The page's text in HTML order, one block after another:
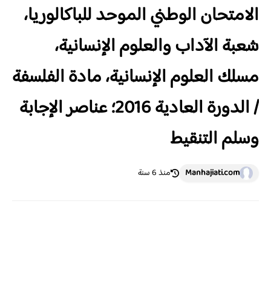
الامتحان الوطني الموحد للباكالوريا،
شعبة الآداب والعلوم الإنسانية،
مسلك العلوم الإنسانية، مادة الفلسفة
/ الدورة العادية 2016؛ عناصر الإجابة
وسلم التنقيط
Manhajiati.com منذ 6 سنة